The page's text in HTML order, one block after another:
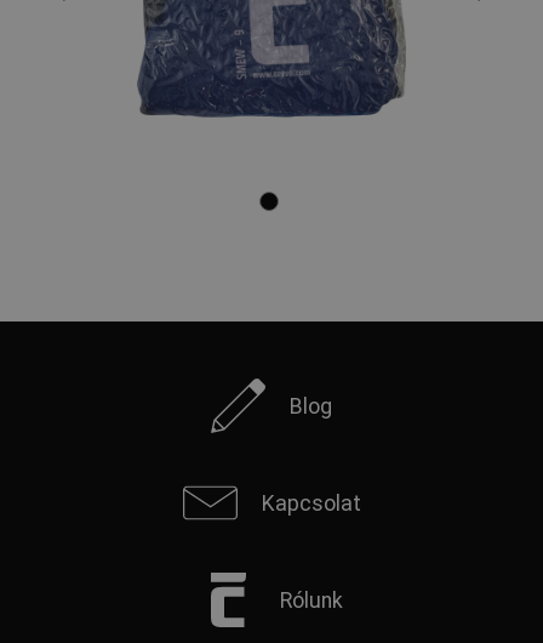
Blog
Kapcsolat
Rólunk